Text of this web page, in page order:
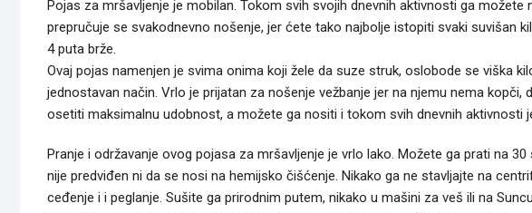
Pojas za mršavljenje je mobilan. Tokom svih svojih dnevnih aktivnosti ga
prepručuje se svakodnevno nošenje, jer ćete tako najbolje istopiti svaki suvišan
4 puta brže.
Ovaj pojas namenjen je svima onima koji žele da suze struk, oslobode se viška
jednostavan način. Vrlo je prijatan za nošenje vežbanje jer na njemu nema
osetiti maksimalnu udobnost, a možete ga nositi i tokom svih dnevnih aktivnosti
Pranje i održavanje ovog pojasa za mršavljenje je vrlo lako. Možete ga prati na
nije predviđen ni da se nosi na hemijsko čišćenje. Nikako ga ne stavljajte na
ceđenje i i peglanje. Sušite ga prirodnim putem, nikako u mašini za veš ili na